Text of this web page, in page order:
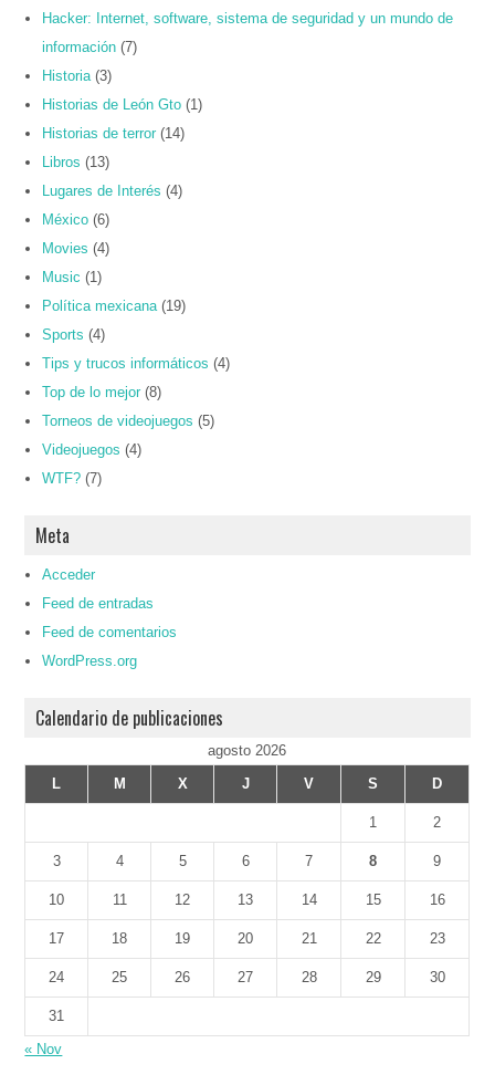
Hacker: Internet, software, sistema de seguridad y un mundo de
información (7)
Historia(3)
Historias de León Gto (1)
Historias de terror (14)
Libros (13)
Lugares de Interés (4)
México (6)
Movies (4)
Music (1)
Política mexicana(19)
Sports (4)
Tips y trucos informáticos (4)
Top de lo mejor (8)
Torneos de videojuegos (5)
Videojuegos (4)
WTF? (7)
Meta
Acceder
Feed de entradas
Feed de comentarios
WordPress.org
Calendario de publicaciones
agosto 2026
L
M X J V S D
1 2
3 4 5 6 7 8 9
10 11 12 13 14 15 16
17 18 19 20 21 22 23
24 25 26 27 28 29 30
31
« Nov